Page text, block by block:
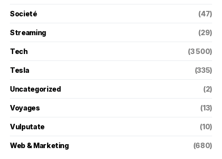
Societé (47)
Streaming (29)
Tech (3 500)
Tesla (335)
Uncategorized (2)
Voyages (13)
Vulputate (10)
Web & Marketing (680)